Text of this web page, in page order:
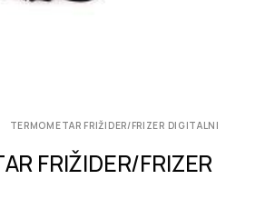
TERMOMETAR FRIŽIDER/FRIZER DIGITALNI
FRIŽIDER/FRIZER